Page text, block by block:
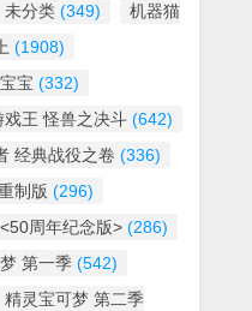
未分类 (349)
机器猫
(1908)
宝 (332)
戏王 怪兽之决斗 (642)
经典战役之卷 (336)
制版 (296)
周年纪念版> (286)
第一季 (542)
精灵宝可梦 第二季